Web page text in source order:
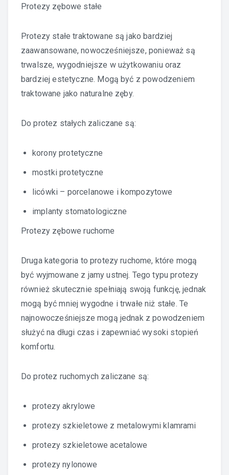
Protezy zębowe stałe
Protezy stałe traktowane są jako bardziej
zaawansowane, nowocześniejsze, ponieważ są
trwalsze, wygodniejsze w użytkowaniu oraz
bardziej estetyczne. Mogą być z powodzeniem
traktowane jako naturalne zęby.
Do protez stałych zaliczane są:
korony protetyczne
mostki protetyczne
licówki – porcelanowe i kompozytowe
implanty stomatologiczne
Protezy zębowe ruchome
Druga kategoria to protezy ruchome, które mogą
być wyjmowane z jamy ustnej. Tego typu protezy
również skutecznie spełniają swoją funkcję, jednak
mogą być mniej wygodne i trwałe niż stałe. Te
najnowocześniejsze mogą jednak z powodzeniem
służyć na długi czas i zapewniać wysoki stopień
komfortu.
Do protez ruchomych zaliczane są:
protezy akrylowe
protezy szkieletowe z metalowymi klamrami
protezy szkieletowe acetalowe
protezy nylonowe